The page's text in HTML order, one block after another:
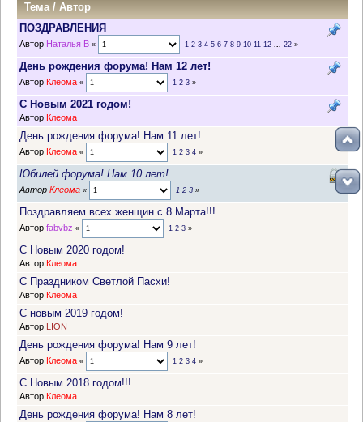
Тема/Автор
ПОЗДРАВЛЕНИЯ
Автор Наталья В « 1 2 3 4 5 6 7 8 9 10 11 12 ... 22»
День рождения форума! Нам 12 лет!
Автор Клеома « 1 2 3»
С Новым 2021 годом!
Автор Клеома
День рождения форума! Нам 11 лет!
Автор Клеома « 1 2 3 4»
Юбилей форума! Нам 10 лет!
Автор Клеома « 1 2 3»
Поздравляем всех женщин с 8 Марта!!!
Автор fabvbz « 1 2 3»
С Новым 2020 годом!
Автор Клеома
С Праздником Светлой Пасхи!
Автор Клеома
С новым 2019 годом!
Автор LION
День рождения форума! Нам 9 лет!
Автор Клеома « 1 2 3 4»
С Новым 2018 годом!!!
Автор Клеома
День рождения форума! Нам 8 лет!